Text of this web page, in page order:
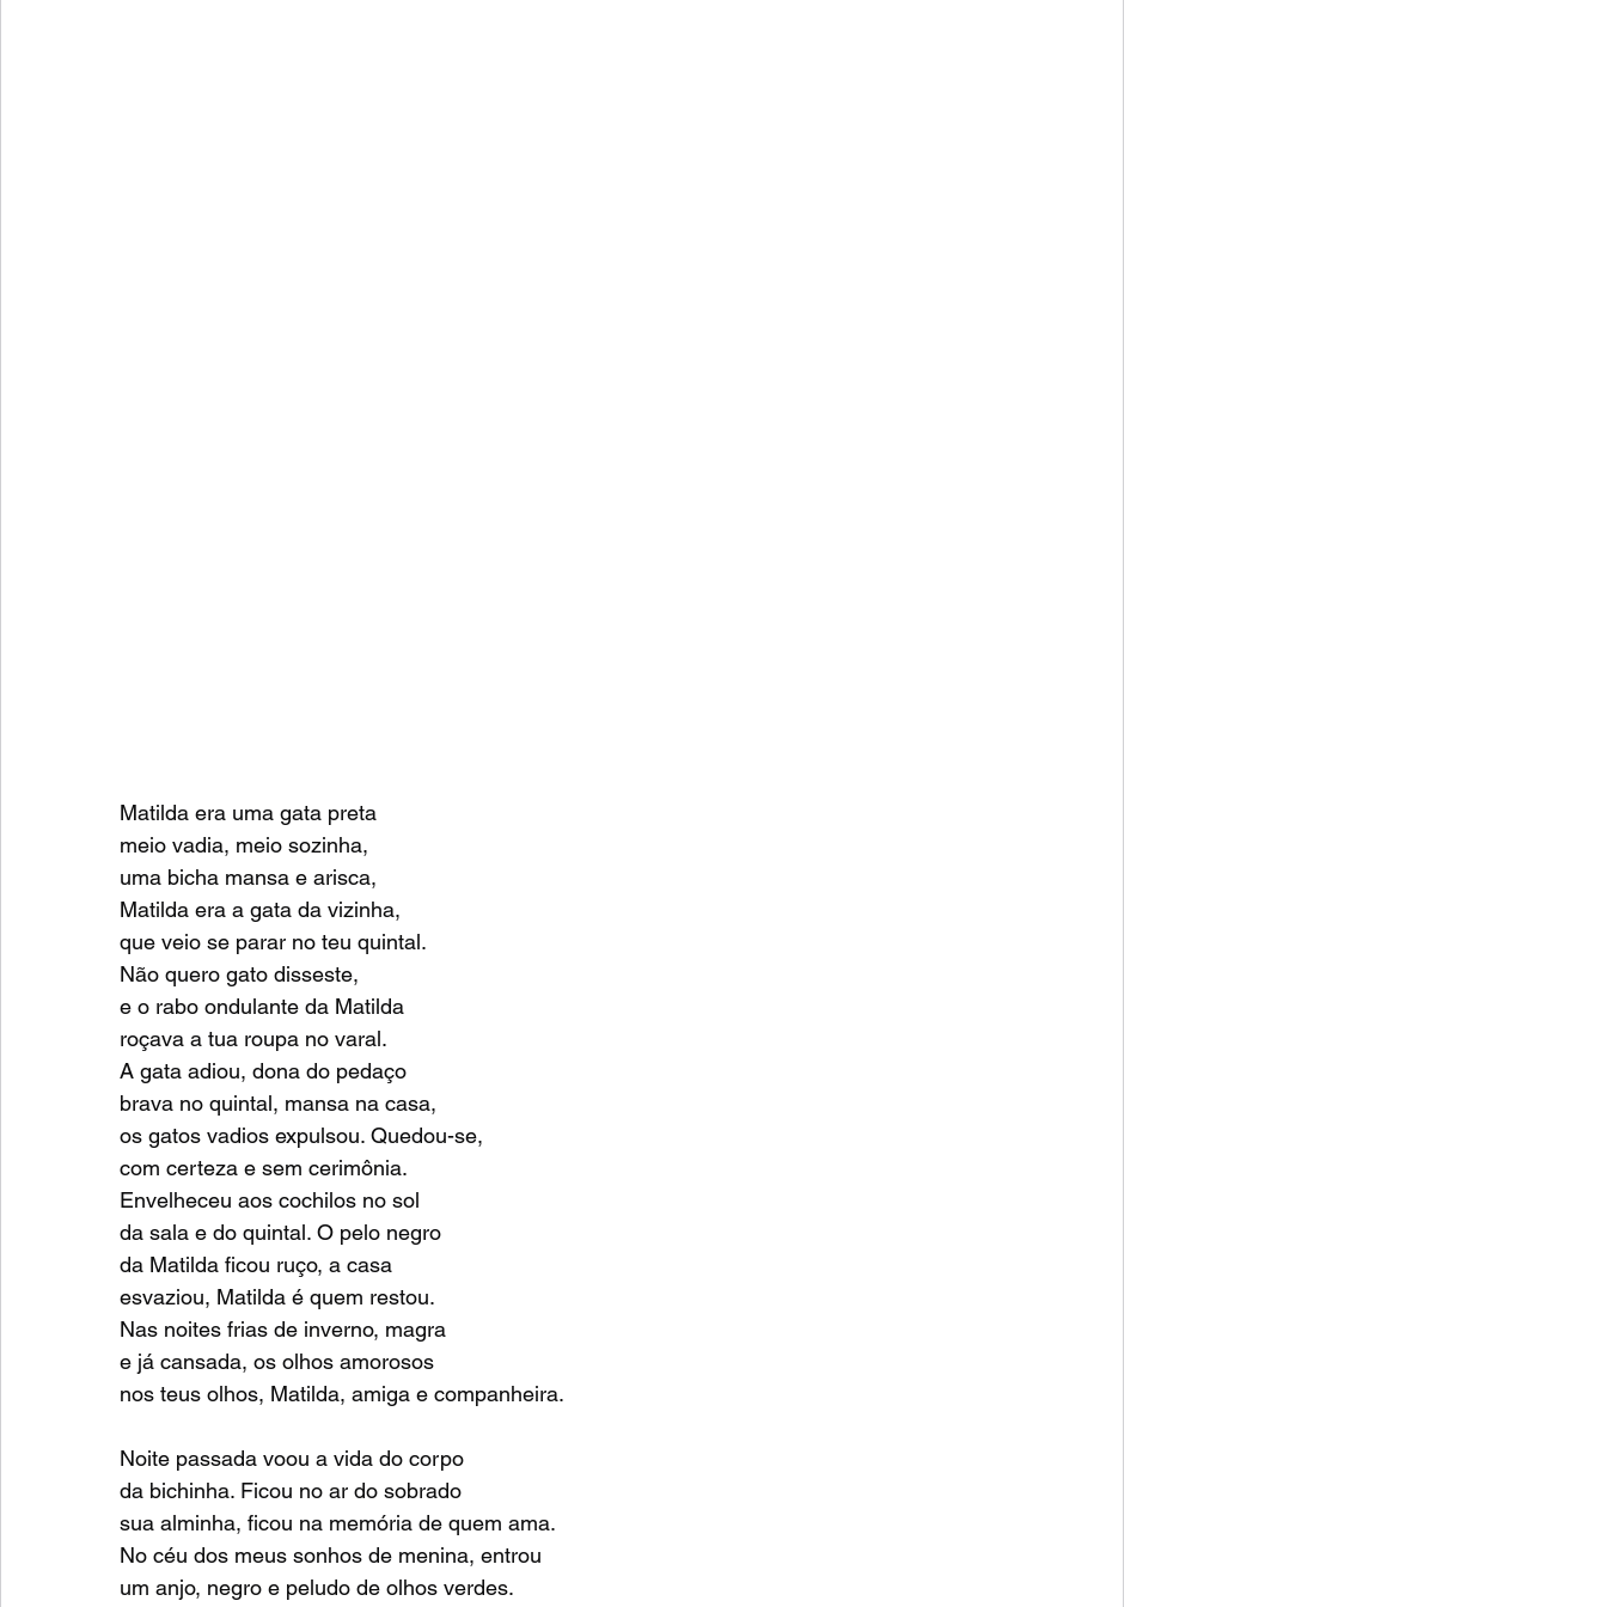
Matilda era uma gata preta
meio vadia, meio sozinha,
uma bicha mansa e arisca,
Matilda era a gata da vizinha,
que veio se parar no teu quintal.
Não quero gato disseste,
e o rabo ondulante da Matilda
roçava a tua roupa no varal.
A gata adiou, dona do pedaço
brava no quintal, mansa na casa,
os gatos vadios expulsou. Quedou-se,
com certeza e sem cerimônia.
Envelheceu aos cochilos no sol
da sala e do quintal. O pelo negro
da Matilda ficou ruço, a casa
esvaziou, Matilda é quem restou.
Nas noites frias de inverno, magra
e já cansada, os olhos amorosos
nos teus olhos, Matilda, amiga e companheira.
Noite passada voou a vida do corpo
da bichinha. Ficou no ar do sobrado
sua alminha, ficou na memória de quem ama.
No céu dos meus sonhos de menina, entrou
um anjo, negro e peludo de olhos verdes.